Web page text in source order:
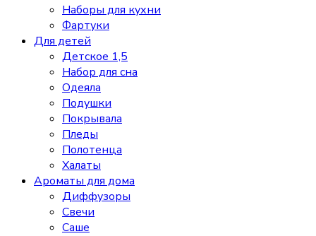
Наборы для кухни
Фартуки
Для детей
Детское 1,5
Набор для сна
Одеяла
Подушки
Покрывала
Пледы
Полотенца
Халаты
Ароматы для дома
Диффузоры
Свечи
Cаше